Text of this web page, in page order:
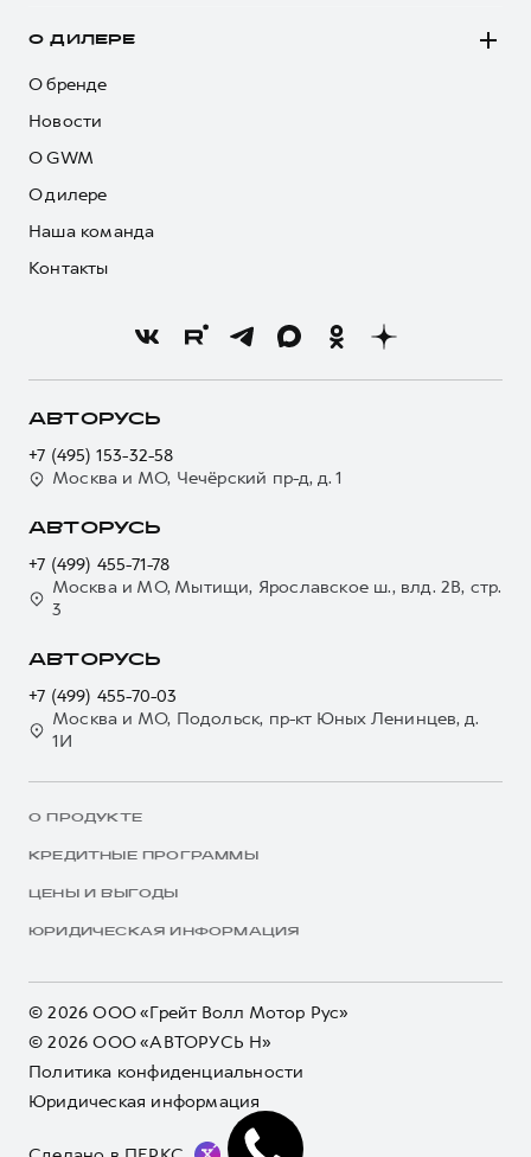
О ДИЛЕРЕ
О бренде
Новости
О GWM
О дилере
Наша команда
Контакты
АВТОРУСЬ
+7 (495) 153-32-58
Москва и МО, Чечёрский пр-д, д. 1
АВТОРУСЬ
+7 (499) 455-71-78
Москва и МО, Мытищи, Ярославское ш., влд. 2В, стр.
3
АВТОРУСЬ
+7 (499) 455-70-03
Москва и МО, Подольск, пр-кт Юных Ленинцев, д.
1И
О ПРОДУКТЕ
КРЕДИТНЫЕ ПРОГРАММЫ
ЦЕНЫ И ВЫГОДЫ
ЮРИДИЧЕСКАЯ ИНФОРМАЦИЯ
© 2026 ООО «Грейт Волл Мотор Рус»
© 2026 ООО «АВТОРУСЬ Н»
Политика конфиденциальности
Юридическая информация